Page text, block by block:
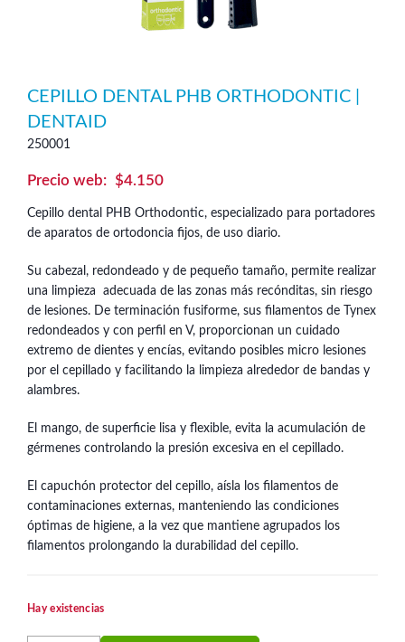
CEPILLO DENTAL PHB ORTHODONTIC |
DENTAID
250001
$4.150
Cepillo dental PHB Orthodontic, especializado para portadores
de aparatos de ortodoncia fijos, de uso diario.
Su cabezal, redondeado y de pequeño tamaño, permite realizar
una limpieza adecuada de las zonas más recónditas, sin riesgo
de lesiones. De terminación fusiforme, sus filamentos de Tynex
redondeados y con perfil en V, proporcionan un cuidado
extremo de dientes y encías, evitando posibles micro lesiones
por el cepillado y facilitando la limpieza alrededor de bandas y
alambres.
El mango, de superficie lisa y flexible, evita la acumulación de
gérmenes controlando la presión excesiva en el cepillado.
El capuchón protector del cepillo, aísla los filamentos de
contaminaciones externas, manteniendo las condiciones
óptimas de higiene, a la vez que mantiene agrupados los
filamentos prolongando la durabilidad del cepillo.
Hay existencias